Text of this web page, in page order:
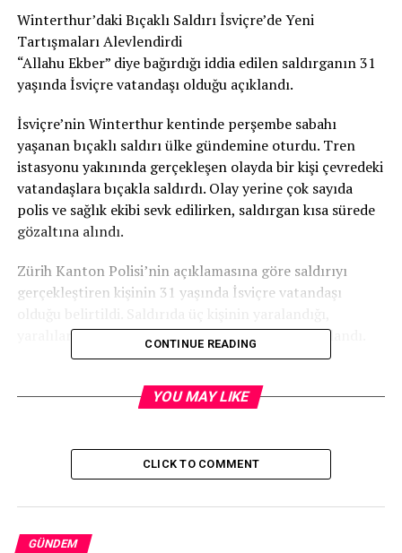
Winterthur’daki Bıçaklı Saldırı İsviçre’de Yeni
Tartışmaları Alevlendirdi
“Allahu Ekber” diye bağırdığı iddia edilen saldırganın 31
yaşında İsviçre vatandaşı olduğu açıklandı.
İsviçre’nin Winterthur kentinde perşembe sabahı
yaşanan bıçaklı saldırı ülke gündemine oturdu. Tren
istasyonu yakınında gerçekleşen olayda bir kişi çevredeki
vatandaşlara bıçakla saldırdı. Olay yerine çok sayıda
polis ve sağlık ekibi sevk edilirken, saldırgan kısa sürede
gözaltına alındı.
Zürih Kanton Polisi’nin açıklamasına göre saldırıyı
gerçekleştiren kişinin 31 yaşında İsviçre vatandaşı
yaralılardan birinin durumunun ağır olduğu açıklandı.
sırasında “Allahu Ekber” diye bağırdı. Ancak yetkililer
öncesinde yaşanan bu tür olayların toplumdaki gerilimi
CONTINUE READING
YOU MAY LIKE
CLICK TO COMMENT
GÜNDEM